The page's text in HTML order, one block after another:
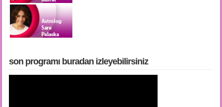
son programı buradan i̇zleyebilirsiniz